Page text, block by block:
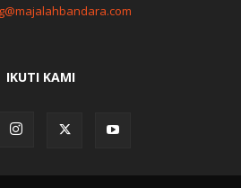
IKUTI KAMI